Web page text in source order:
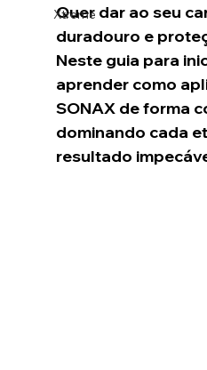
Xtreme
Quer dar ao seu
duradouro e
Neste guia para
aprender como
SONAX de forma
dominando cada
resultado